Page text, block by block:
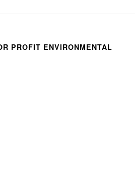
PROFIT ENVIRONMENTAL